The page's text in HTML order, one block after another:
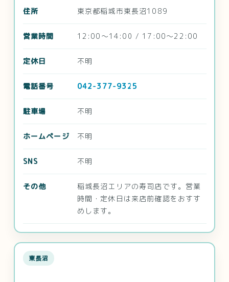
住所 東京都稲城市東長沼1089
営業時間 12:00～14:00 / 17:00～22:00
定休日 不明
電話番号 042-377-9325
駐車場 不明
ホームページ 不明
SNS 不明
その他
稲城長沼エリアの寿司店です。営業
時間・定休日は来店前確認をおすす
めします。
東長沼